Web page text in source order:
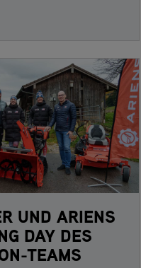
UND ARIENS
DAY DES
TEAMS